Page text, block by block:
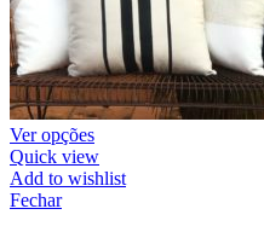
Ver opções
Quick view
Add to wishlist
Fechar